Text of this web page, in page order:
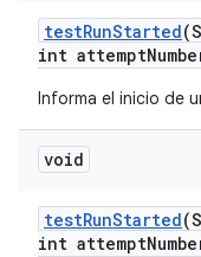
testRunStarted
int attempt
Informa el inicio de
void
testRunStarted
int attempt